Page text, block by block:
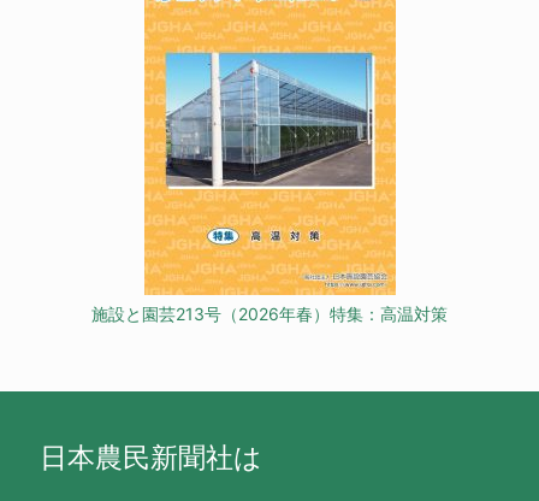
施設と園芸213号（2026年春）特集：高温対策
日本農民新聞社は